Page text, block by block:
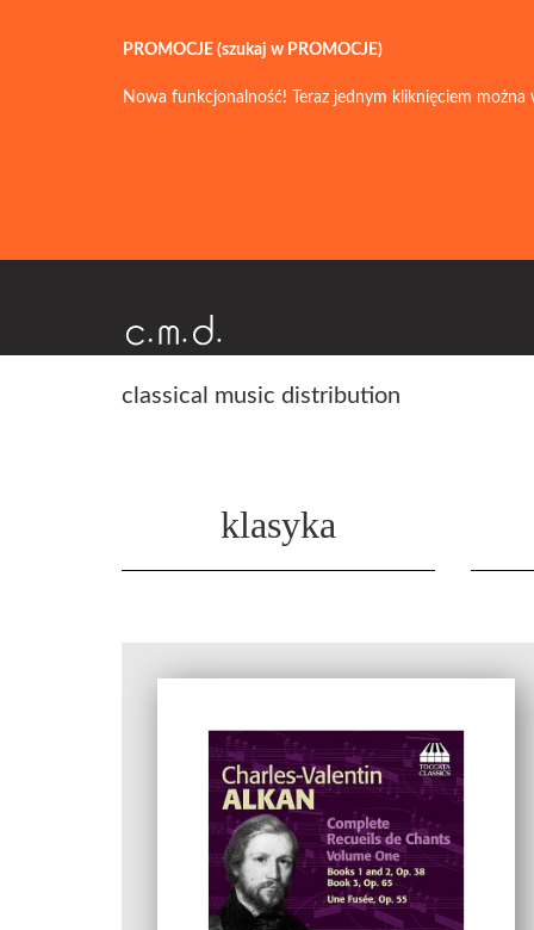
PROMOCJE (szukaj w PROMOCJE)
Nowa funkcjonalność! Teraz jednym kliknięciem
classical music distribution
klasyka